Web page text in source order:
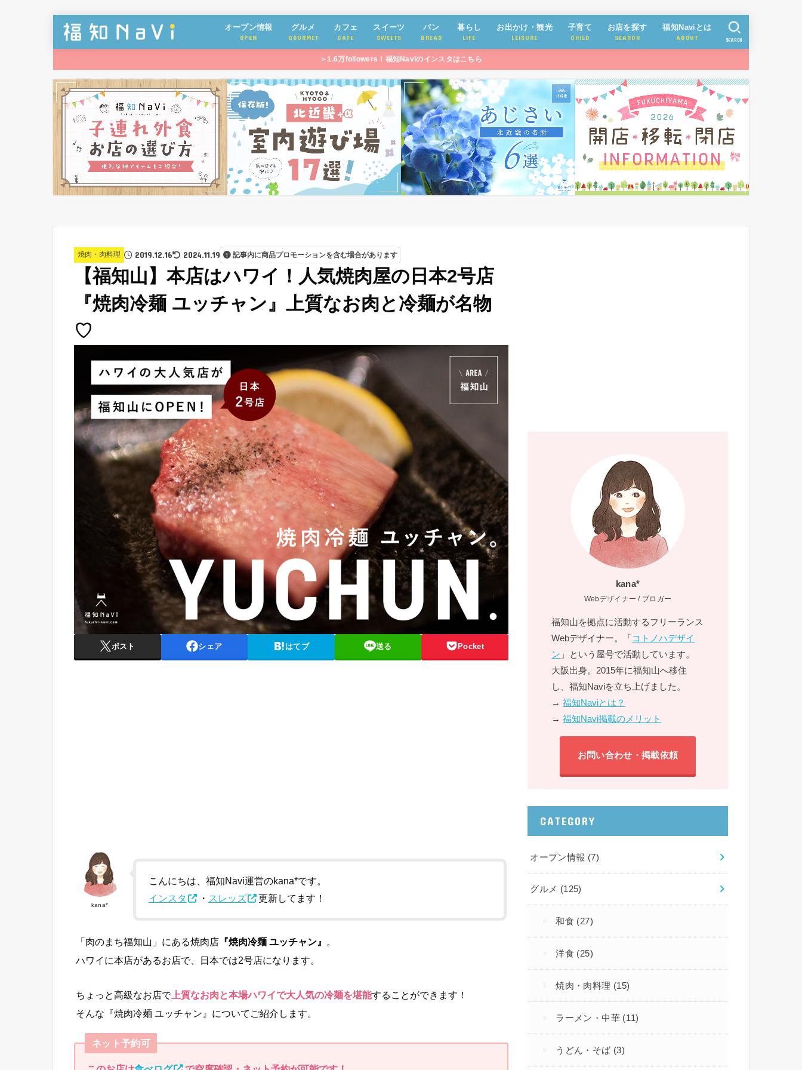
オープン情報
OPEN
グルメ
GOURMET
カフェ
CAFE
スイーツ
SWEETS
パン
BREAD
暮らし
LIFE
お出かけ・観光
LEISURE
子育て
CHILD
お店を探す
SEARCH
福知Naviとは
ABOUT SEARCH
＞1.6万followers！福知Naviのインスタはこちら
焼肉・肉料理 2019.12.16 2024.11.19 記事内に商品プロモーションを含む場合があります
【福知山】本店はハワイ！人気焼肉屋の日本2号店
『焼肉冷麺 ユッチャン』上質なお肉と冷麺が名物
♡
ポスト シェア はてブ 送る Pocket
kana*
こんにちは、福知Navi運営のkana*です。
インスタ
・ スレッズ 更新してます！
「肉のまち福知山」にある焼肉店 『焼肉冷麺 ユッチャン』
。
ハワイに本店があるお店で、日本では2号店になります。
ちょっと高級なお店で上質なお肉と本場ハワイで大人気の冷麺を堪能することができます！
そんな『焼肉冷麺 ユッチャン』についてご紹介します。
ネット予約可
kana*
Webデザイナー / ブロガー
福知山を拠点に活動するフリーランス
Webデザイナー。「 コトノハデザイ
ン 」という屋号で活動しています。
大阪出身。2015年に福知山へ移住
し、福知Naviを立ち上げました。
→福知Naviとは？
→福知Navi掲載のメリット
お問い合わせ・掲載依頼
CATEGORY
オープン情報 (7)
グルメ (125)
和食 (27)
洋食 (25)
焼肉・肉料理 (15)
ラーメン・中華 (11)
うどん・そば (3)